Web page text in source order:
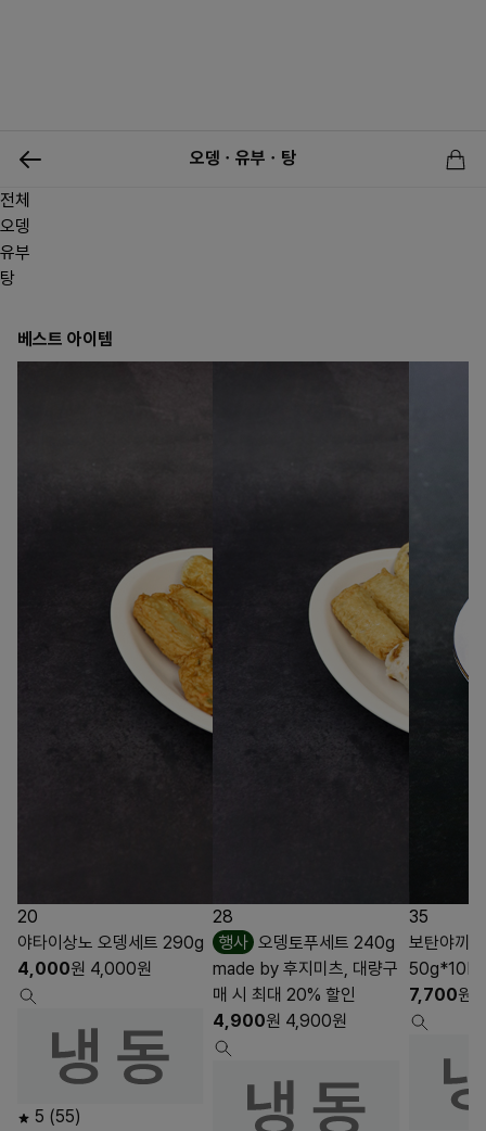
신상품
오뎅ㆍ유부ㆍ탕
전체
오뎅
유부
탕
베스트 아이템
20
야타이상노 오뎅세트 290g
4,000원 4,000원
5 (55)
28
행사 오뎅토푸세트 240g
made by 후지미츠, 대량구
매 시 최대 20% 할인
4,900원 4,900원
35
보탄야끼
7,700원